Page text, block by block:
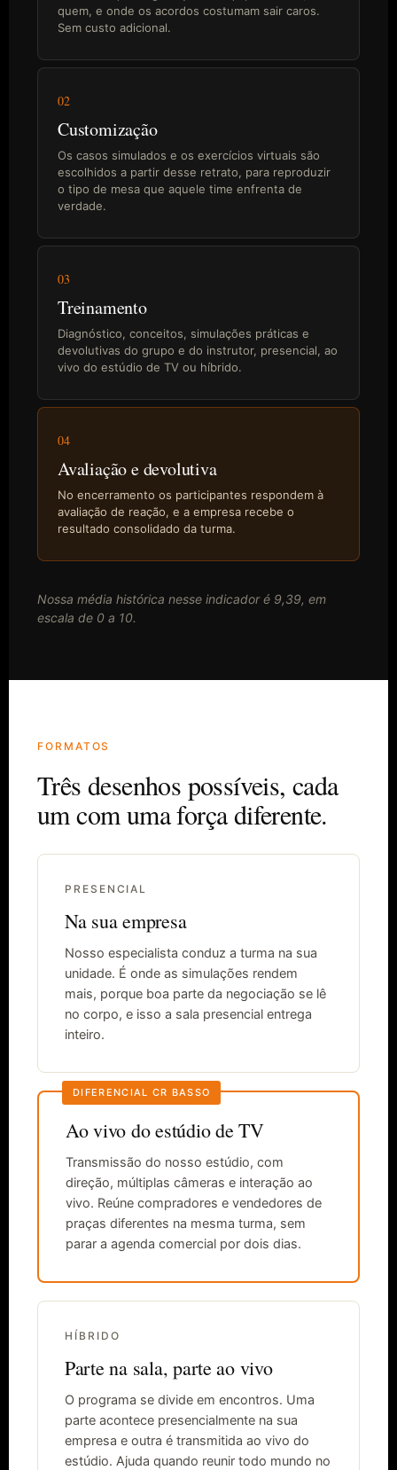
quem, e onde os acordos costumam sair caros.
Sem custo adicional.
02
Customização
Os casos simulados e os exercícios virtuais são
escolhidos a partir desse retrato, para reproduzir
o tipo de mesa que aquele time enfrenta de
verdade.
03
Treinamento
Diagnóstico, conceitos, simulações práticas e
devolutivas do grupo e do instrutor, presencial, ao
vivo do estúdio de TV ou híbrido.
04
Avaliação e devolutiva
No encerramento os participantes respondem à
avaliação de reação, e a empresa recebe o
resultado consolidado da turma.
Nossa média histórica nesse indicador é 9,39, em
escala de 0 a 10.
FORMATOS
Três desenhos possíveis, cada
um com uma força diferente.
PRESENCIAL
Na sua empresa
Nosso especialista conduz a turma na sua
unidade. É onde as simulações rendem
mais, porque boa parte da negociação se lê
no corpo, e isso a sala presencial entrega
inteiro.
DIFERENCIAL CR BASSO
Ao vivo do estúdio de TV
Transmissão do nosso estúdio, com
direção, múltiplas câmeras e interação ao
vivo. Reúne compradores e vendedores de
praças diferentes na mesma turma, sem
parar a agenda comercial por dois dias.
HÍBRIDO
Parte na sala, parte ao vivo
O programa se divide em encontros. Uma
parte acontece presencialmente na sua
empresa e outra é transmitida ao vivo do
estúdio. Ajuda quando reunir todo mundo no